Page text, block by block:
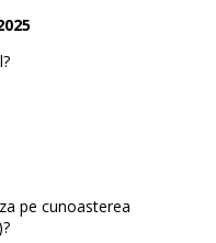
pe cunoasterea